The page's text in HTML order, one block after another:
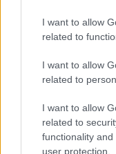
I want to allow
related to
I want to allow
related to
I want to allow
related to
functionality
user protection.
COTIZACIONES
Nombre
Bitcoin
(BTC)